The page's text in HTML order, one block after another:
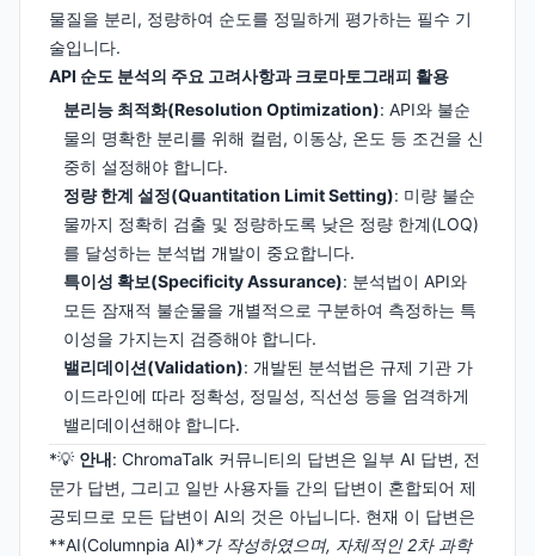
물질을 분리, 정량하여 순도를 정밀하게 평가하는 필수 기
술입니다.
API 순도 분석의 주요 고려사항과 크로마토그래피 활용
분리능 최적화(Resolution Optimization): API와 불순
물의 명확한 분리를 위해 컬럼, 이동상, 온도 등 조건을 신
중히 설정해야 합니다.
정량 한계 설정(Quantitation Limit Setting): 미량 불순
물까지 정확히 검출 및 정량하도록 낮은 정량 한계(LOQ)
를 달성하는 분석법 개발이 중요합니다.
특이성 확보(Specificity Assurance): 분석법이 API와
모든 잠재적 불순물을 개별적으로 구분하여 측정하는 특
이성을 가지는지 검증해야 합니다.
밸리데이션(Validation): 개발된 분석법은 규제 기관 가
이드라인에 따라 정확성, 정밀성, 직선성 등을 엄격하게
밸리데이션해야 합니다.
*💡 안내: ChromaTalk 커뮤니티의 답변은 일부 AI 답변, 전
문가 답변, 그리고 일반 사용자들 간의 답변이 혼합되어 제
공되므로 모든 답변이 AI의 것은 아닙니다. 현재 이 답변은
**AI(Columnpia AI)*가 작성하였으며, 자체적인 2차 과학